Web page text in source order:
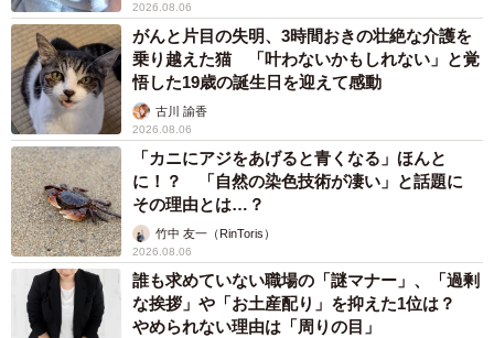
1980年代から90年代にかけて近畿地方を中心に展開された
人気チェーン店でしたが、待っていたのは悲惨な末路でし
た。
以下スレッドへ続きます↓ pic.twitter.com/XX38nKLDRR
— 隼のぶを (@HYBSNBW)June 15, 2025
2026.08.06
がんと片目の失明、3時間おきの壮絶な介護を
乗り越えた猫 「叶わないかもしれない」と覚
悟した19歳の誕生日を迎えて感動
古川 諭香
2026.08.06
「カニにアジをあげると青くなる」ほんと
に！？ 「自然の染色技術が凄い」と話題に
その理由とは…？
竹中 友一（RinToris）
2026.08.06
誰も求めていない職場の「謎マナー」、「過剰
な挨拶」や「お土産配り」を抑えた1位は？
やめられない理由は「周りの目」